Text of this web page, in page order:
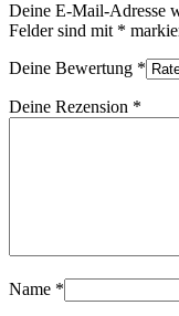
Deine E-Mail-Adresse
Felder sind mit *
Deine Bewertung *
Deine Rezension *
Name *